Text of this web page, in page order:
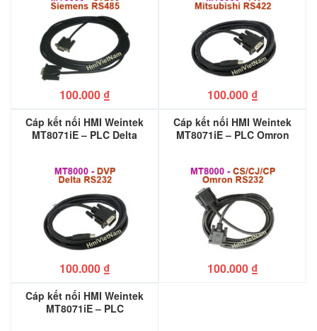
100.000 ₫ 100.000 ₫
Cáp kết nối HMI Weintek
MT8071iE – PLC Delta
100.000 ₫
Cáp kết nối HMI Weintek
MT8071iE – PLC Omron
100.000 ₫
Cáp kết nối HMI Weintek
MT8071iE – PLC